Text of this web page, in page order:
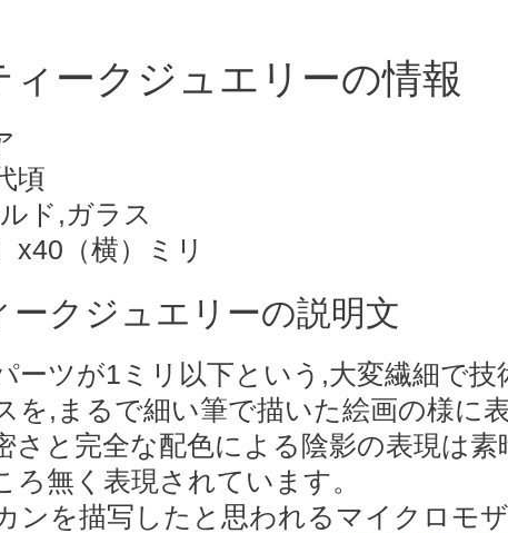
ークジュエリーの情報
頃
,ガラス
（横）ミリ
ークジュエリーの説明文
ーツが1ミリ以下という,大変繊細で
を,まるで細い筆で描いた絵画の様に
さと完全な配色による陰影の表現は
ろ無く表現されています。
ンを描写したと思われるマイクロモ